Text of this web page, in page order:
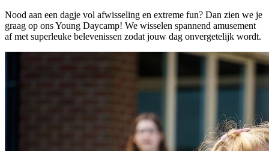
Nood aan een dagje vol afwisseling en extreme fun? Dan zien we je
graag op ons Young Daycamp! We wisselen spannend amusement
af met superleuke belevenissen zodat jouw dag onvergetelijk wordt.